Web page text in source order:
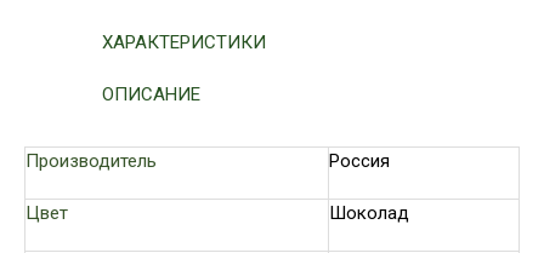
ХАРАКТЕРИСТИКИ
ОПИСАНИЕ
Производитель Россия
Цвет Шоколад